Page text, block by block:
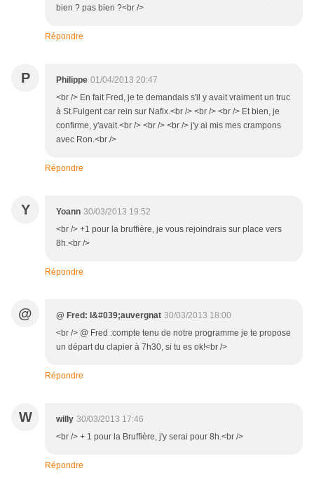
bien ? pas bien ?<br />
Répondre
P Philippe 01/04/2013 20:47
<br /> En fait Fred, je te demandais s'il y avait vraiment un truc
à St.Fulgent car rein sur Nafix.<br /> <br /> <br /> Et bien, je
confirme, y'avait.<br /> <br /> <br /> j'y ai mis mes crampons
avec Ron.<br />
Répondre
Y Yoann 30/03/2013 19:52
<br /> +1 pour la bruffière, je vous rejoindrais sur place vers
8h.<br />
Répondre
@ @ Fred: l&#039;auvergnat 30/03/2013 18:00
<br /> @ Fred :compte tenu de notre programme je te propose
un départ du clapier à 7h30, si tu es ok!<br />
Répondre
W willy 30/03/2013 17:46
<br /> + 1 pour la Bruffière, j'y serai pour 8h.<br />
Répondre